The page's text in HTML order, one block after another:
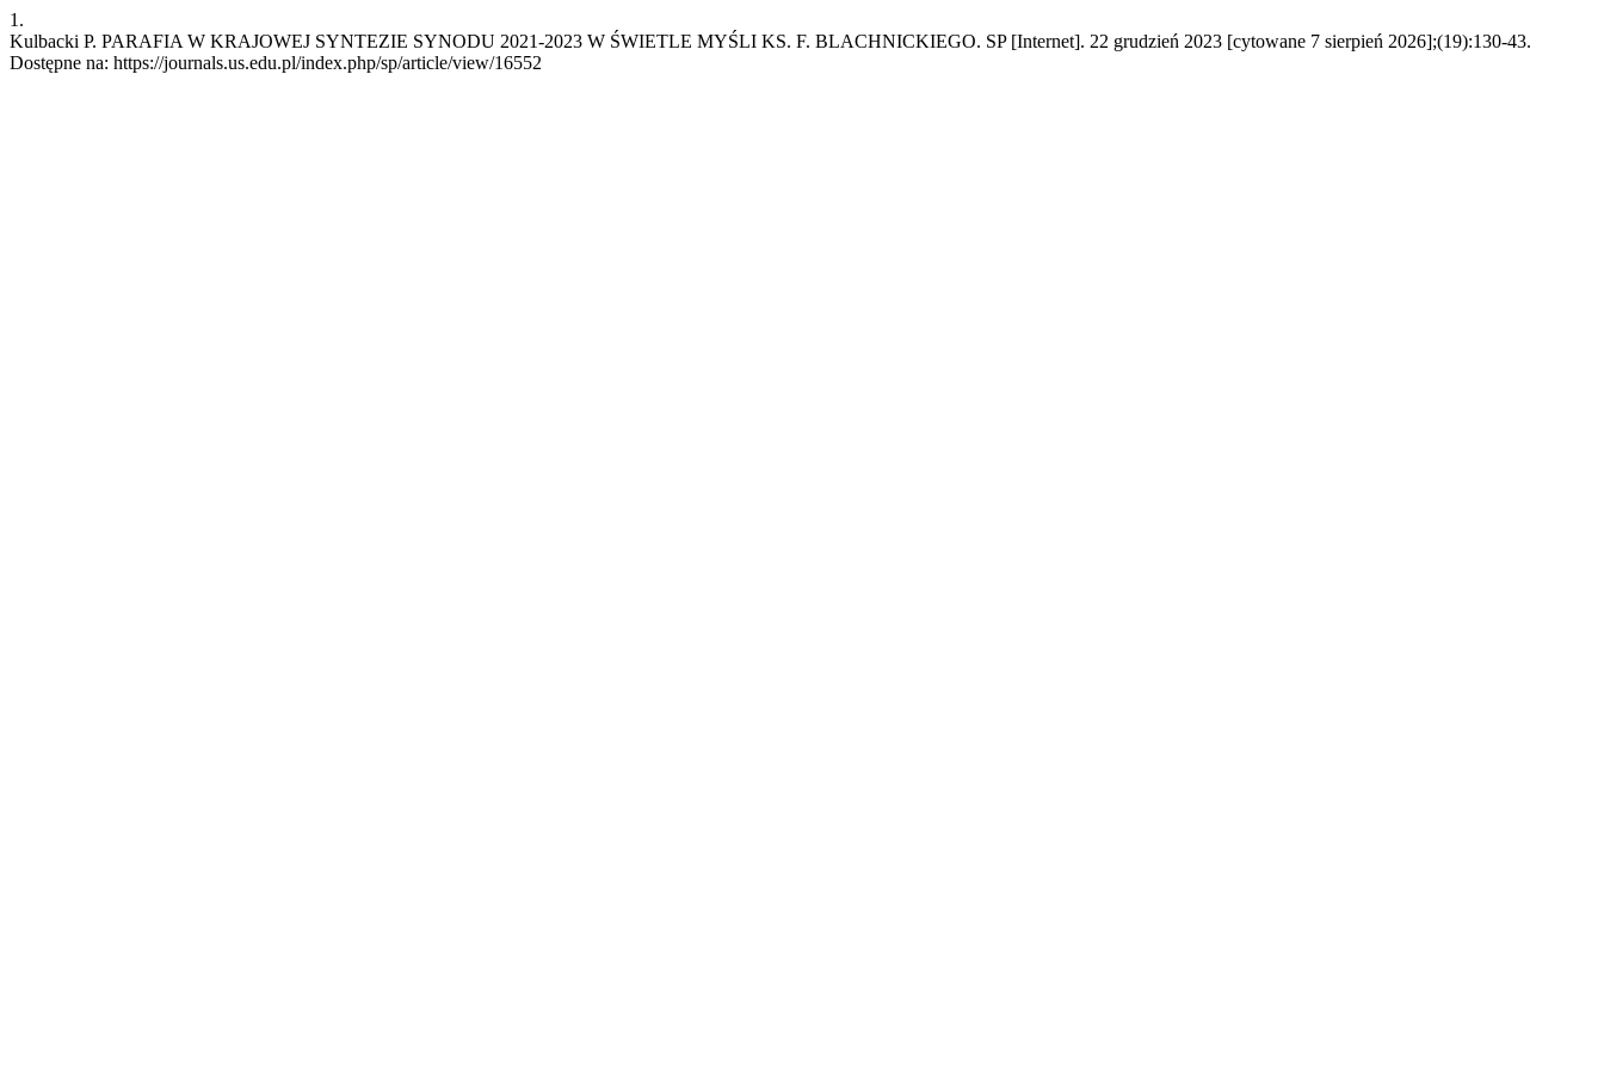
1.
Kulbacki P. PARAFIA W KRAJOWEJ SYNTEZIE SYNODU 2021-2023 W ŚWIETLE MYŚLI KS. F. BLACHNICKIEGO. SP [Internet]. 22 grudzień 2023 [cytowane 7 sierpień 2026];(19):130-43.
Dostępne na: https://journals.us.edu.pl/index.php/sp/article/view/16552